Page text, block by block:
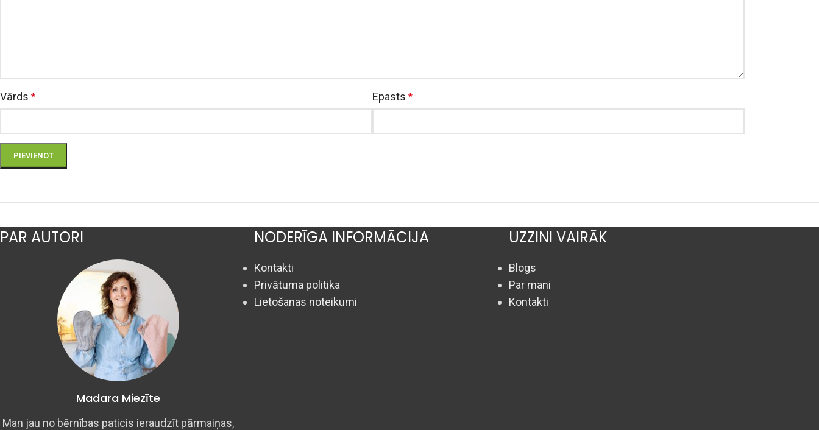
Vārds * Epasts *
PAR AUTORI
Madara Miezīte
Man jau no bērnības paticis ieraudzīt pārmaiņas,
NODERĪGA INFORMĀCIJA
Kontakti
Privātuma politika
Lietošanas noteikumi
UZZINI VAIRĀK
Blogs
Par mani
Kontakti